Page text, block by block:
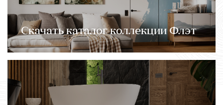
Скачать каталог коллекции Флэт